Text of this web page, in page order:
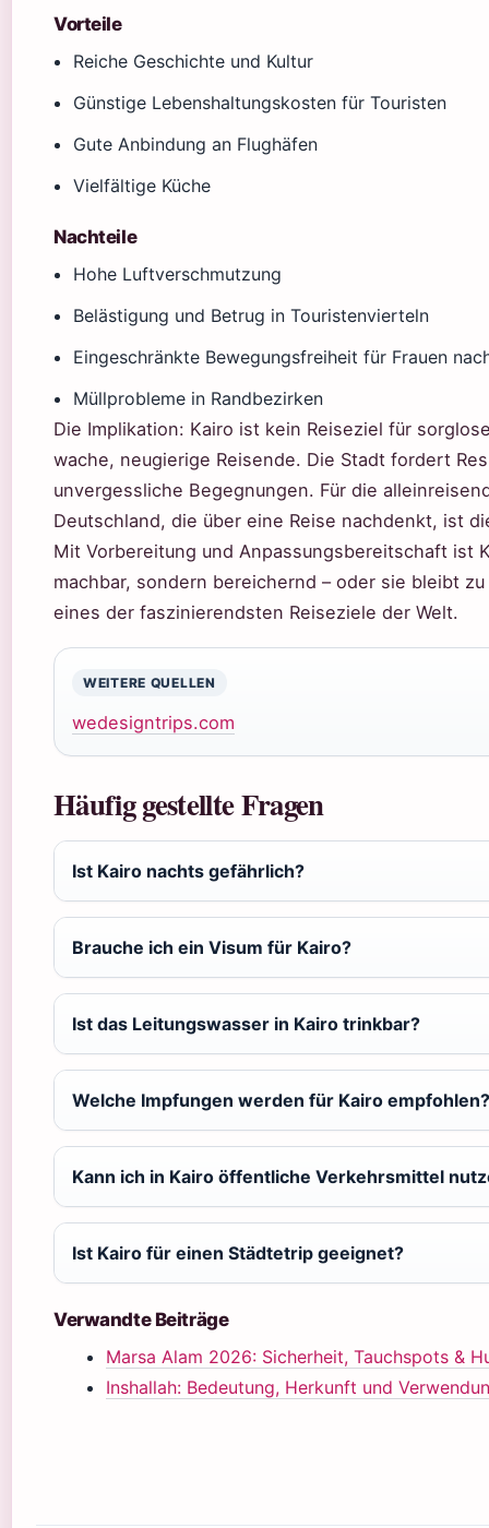
Vorteile
Reiche Geschichte und Kultur
Günstige Lebenshaltungskosten für Touristen
Gute Anbindung an Flughäfen
Vielfältige Küche
Nachteile
Hohe Luftverschmutzung
Belästigung und Betrug in Touristenvierteln
Eingeschränkte Bewegungsfreiheit für Frauen
Müllprobleme in Randbezirken
Die Implikation: Kairo ist kein Reiseziel für
wache, neugierige Reisende. Die Stadt fordert
unvergessliche Begegnungen. Für die
Deutschland, die über eine Reise nachdenkt, ist
Mit Vorbereitung und Anpassungsbereitschaft ist
machbar, sondern bereichernd – oder sie bleibt
eines der faszinierendsten Reiseziele der Welt.
WEITERE QUELLEN
wedesigntrips.com
Häufig gestellte Fragen
Ist Kairo nachts gefährlich?
Brauche ich ein Visum für Kairo?
Ist das Leitungswasser in Kairo trinkbar?
Welche Impfungen werden für Kairo empfohlen?
Kann ich in Kairo öffentliche Verkehrsmittel
Ist Kairo für einen Städtetrip geeignet?
Verwandte Beiträge
Marsa Alam 2026: Sicherheit, Tauchspots &
Inshallah: Bedeutung, Herkunft und